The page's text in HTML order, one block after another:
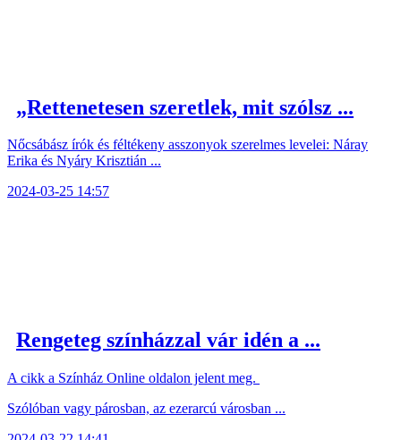
„Rettenetesen szeretlek, mit szólsz ...
Nőcsábász írók és féltékeny asszonyok szerelmes levelei: Náray
Erika és Nyáry Krisztián ...
2024-03-25 14:57
Rengeteg színházzal vár idén a ...
A cikk a Színház Online oldalon jelent meg.
Szólóban vagy párosban, az ezerarcú városban ...